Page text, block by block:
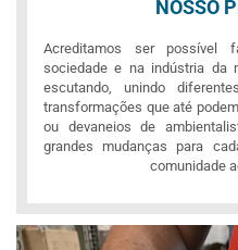
NOSSO
Acreditamos ser possível
sociedade e na indústria da
escutando, unindo
transformações que até
ou devaneios de
grandes mudanças para
comunidade